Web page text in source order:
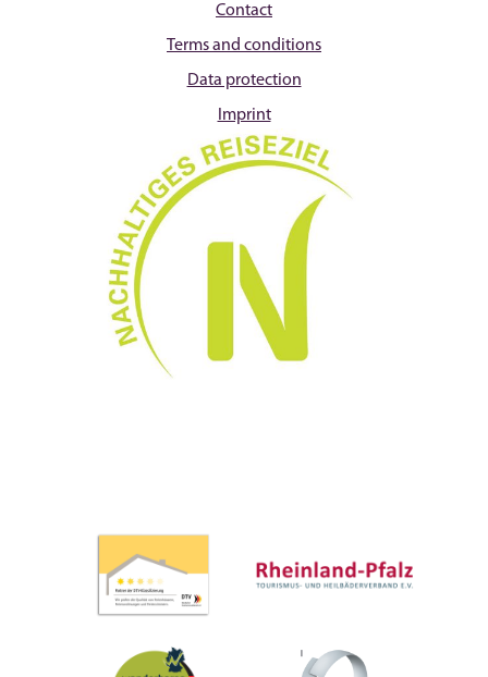
Contact
Terms and conditions
Data protection
Imprint